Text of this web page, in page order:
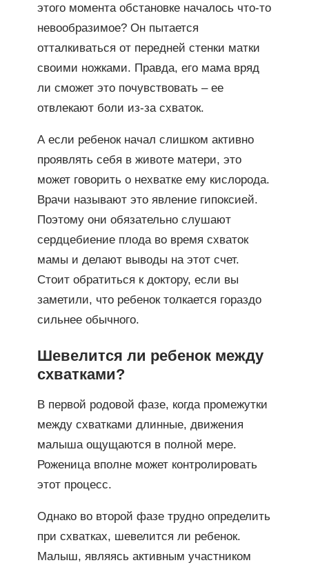
этого момента обстановке началось что-то
невообразимое? Он пытается
отталкиваться от передней стенки матки
своими ножками. Правда, его мама вряд
ли сможет это почувствовать – ее
отвлекают боли из-за схваток.
А если ребенок начал слишком активно
проявлять себя в животе матери, это
может говорить о нехватке ему кислорода.
Врачи называют это явление гипоксией.
Поэтому они обязательно слушают
сердцебиение плода во время схваток
мамы и делают выводы на этот счет.
Стоит обратиться к доктору, если вы
заметили, что ребенок толкается гораздо
сильнее обычного.
Шевелится ли ребенок между
схватками?
В первой родовой фазе, когда промежутки
между схватками длинные, движения
малыша ощущаются в полной мере.
Роженица вполне может контролировать
этот процесс.
Однако во второй фазе трудно определить
при схватках, шевелится ли ребенок.
Малыш, являясь активным участником